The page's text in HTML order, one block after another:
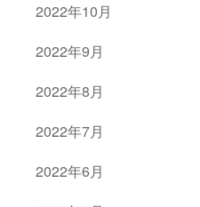
2022年10月
2022年9月
2022年8月
2022年7月
2022年6月